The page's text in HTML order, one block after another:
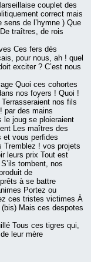
couplet des
correct mais
de l’hymne ) Que
traîtres, de rois
Ces fers dès
pour nous, ah ! quel
exciter ? C’est nous
Quoi ces cohortes
nos foyers ! Quoi !
nos fils
par des mains
le joug se ploieraient
Les maîtres des
et vous perfides
Tremblez ! vos projets
leurs prix Tout est
tombent, nos
de
à se battre
Portez ou
ces tristes victimes À
(bis) Mais ces despotes
Tous ces tigres qui,
leur mère